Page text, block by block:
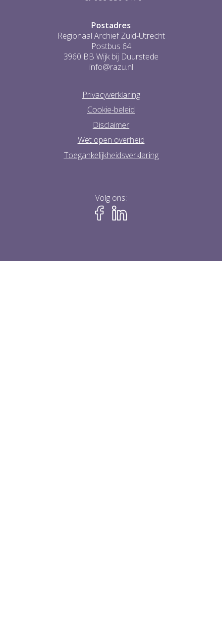
Postadres
Regionaal Archief Zuid-Utrecht
Postbus 64
3960 BB Wijk bij Duurstede
info@razu.nl
Privacyverklaring
Cookie-beleid
Disclaimer
Wet open overheid
Toegankelijkheidsverklaring
Volg ons: